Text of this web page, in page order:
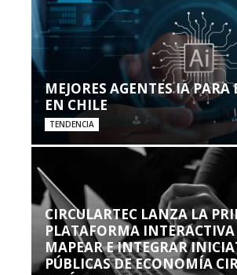
MEJORES AGENTES IA PARA
EN CHILE
TENDENCIA
CIRCULARTEC LANZA LA
PLATAFORMA
MAPEAR E INTEGRAR
PÚBLICAS DE ECONOMÍA